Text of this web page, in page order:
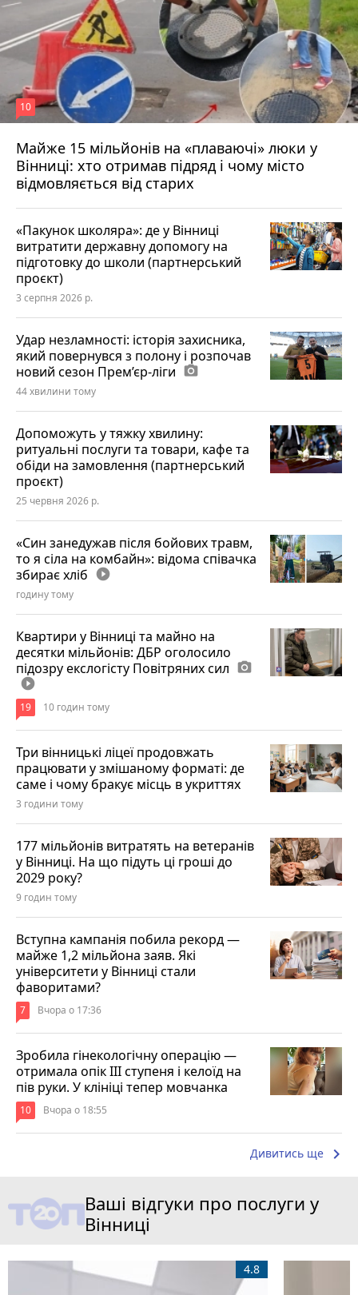
Майже 15 мільйонів на «плаваючі» люки у
Вінниці: хто отримав підряд і чому місто
відмовляється від старих
10
«Пакунок школяра»: де у Вінниці
витратити державну допомогу на
підготовку до школи (партнерський
проєкт)
3 серпня 2026 р.
Удар незламності: історія захисника,
який повернувся з полону і розпочав
новий сезон Прем’єр-ліги photo_camera
44 хвилини тому
Допоможуть у тяжку хвилину:
ритуальні послуги та товари, кафе та
обіди на замовлення (партнерський
проєкт)
25 червня 2026 р.
«Син занедужав після бойових травм,
то я сіла на комбайн»: відома співачка
збирає хліб play_circle_filled
годину тому
Квартири у Вінниці та майно на
десятки мільйонів: ДБР оголосило
підозру екслогісту Повітряних сил photo_camera
play_circle_filled
19 10 годин тому
Три вінницькі ліцеї продовжать
працювати у змішаному форматі: де
саме і чому бракує місць в укриттях
3 години тому
177 мільйонів витратять на ветеранів
у Вінниці. На що підуть ці гроші до
2029 року?
9 годин тому
Вступна кампанія побила рекорд —
майже 1,2 мільйона заяв. Які
університети у Вінниці стали
фаворитами?
7 Вчора о 17:36
Зробила гінекологічну операцію —
отримала опік ІІІ ступеня і келоїд на
пів руки. У клініці тепер мовчанка
10 Вчора о 18:55
Дивитись ще keyboard_arrow_right
Ваші відгуки про послуги у
Вінниці
4.8